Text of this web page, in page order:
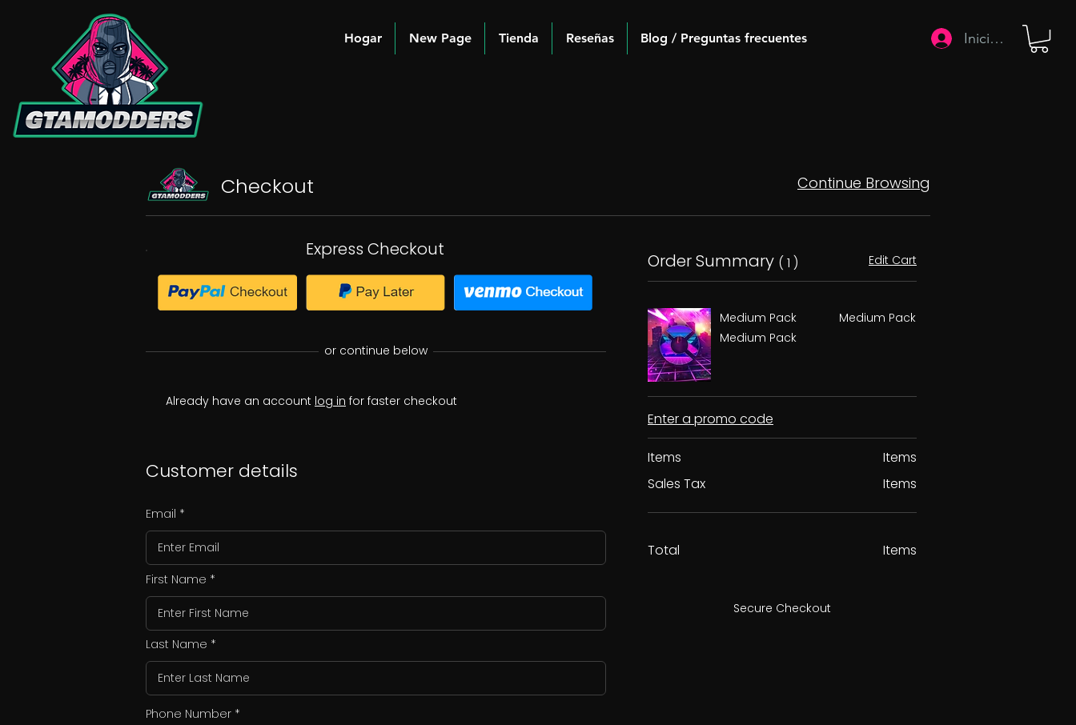
Hogar New Page Tienda Reseñas Blog / Preguntas frecuentes Iniciar sesión
Checkout Continue Browsing
Express Checkout
or continue below
Already have an account log in for faster checkout
Customer details
Email
First Name
Last Name
Phone Number
Order Summary ( 1 ) Edit Cart
Medium Pack
Medium Pack
Medium Pack
Enter a promo code
Items
Sales Tax
Items
Items
Total Items
Secure Checkout